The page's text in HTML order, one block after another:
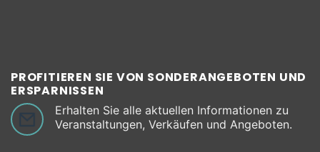
PROFITIEREN SIE VON SONDERANGEBOTEN UND
ERSPARNISSEN
Erhalten Sie alle aktuellen Informationen zu
Veranstaltungen, Verkäufen und Angeboten.